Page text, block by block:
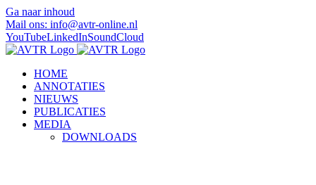
Ga naar inhoud
Mail ons: info@avtr-online.nl
YouTubeLinkedInSoundCloud
HOME
ANNOTATIES
NIEUWS
PUBLICATIES
MEDIA
DOWNLOADS